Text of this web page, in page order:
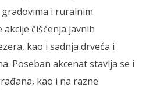
i ruralnim
čišćenja javnih
kao i sadnja drveća i
Poseban akcenat stavlja se i
kao i na razne